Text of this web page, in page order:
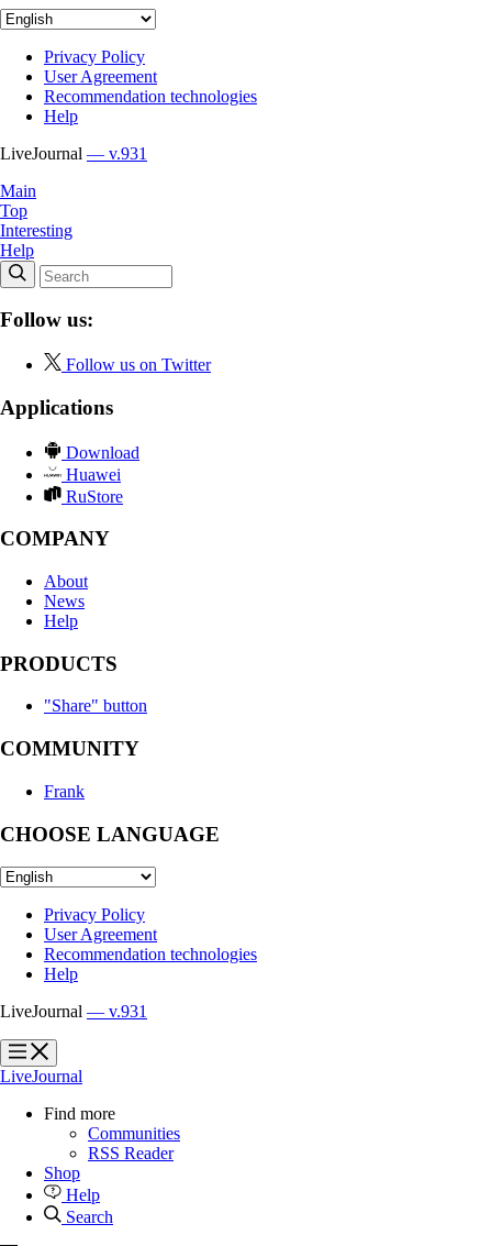
Privacy Policy
User Agreement
Recommendation technologies
Help
LiveJournal — v.931
Main
Top
Interesting
Help
Follow us:
Follow us on Twitter
Applications
Download
Huawei
RuStore
COMPANY
About
News
Help
PRODUCTS
"Share" button
COMMUNITY
Frank
CHOOSE LANGUAGE
Privacy Policy
User Agreement
Recommendation technologies
Help
LiveJournal — v.931
?
?
LiveJournal
Find more
Communities
RSS Reader
Shop
Help
Search